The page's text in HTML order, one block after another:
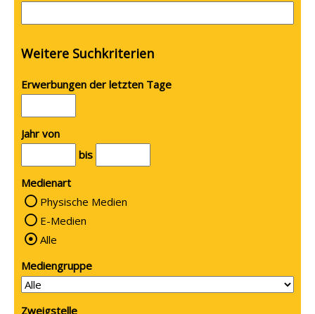
Weitere Suchkriterien
Erwerbungen der letzten Tage
Jahr von
bis
Medienart
Physische Medien
E-Medien
Alle
Mediengruppe
Zweigstelle